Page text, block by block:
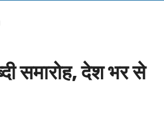
समारोह, देश भर से